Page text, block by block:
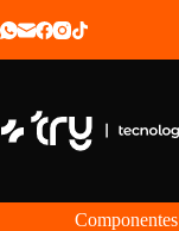
al
Componentes